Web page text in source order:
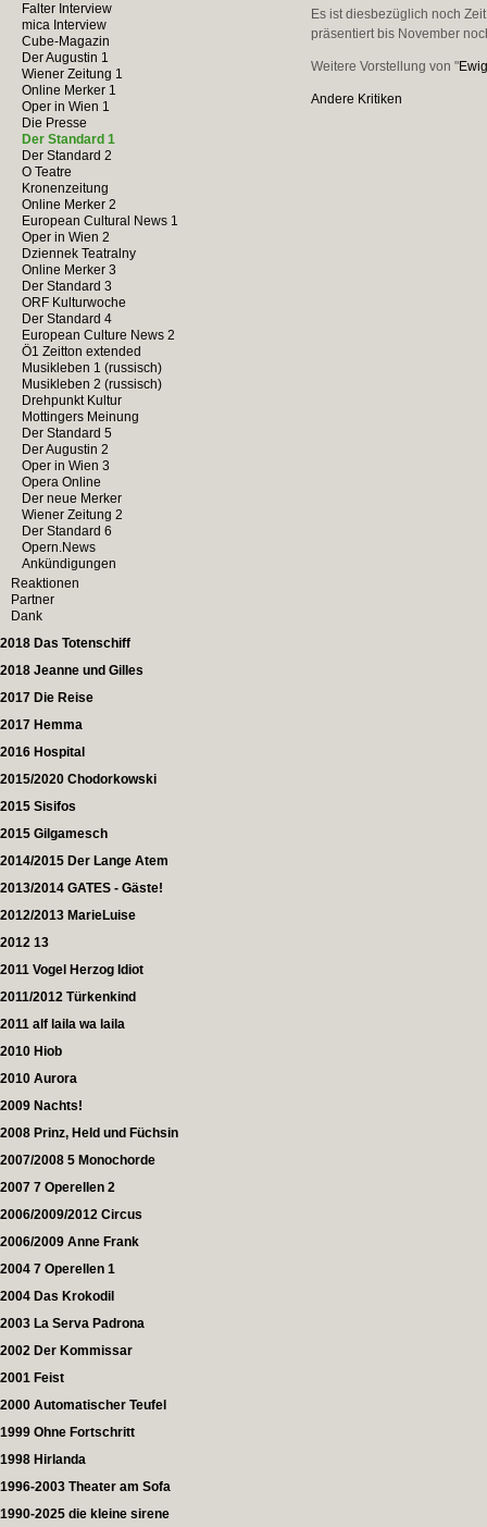
Falter Interview
mica Interview
Cube-Magazin
Der Augustin 1
Wiener Zeitung 1
Online Merker 1
Oper in Wien 1
Die Presse
Der Standard 1
Der Standard 2
O Teatre
Kronenzeitung
Online Merker 2
European Cultural News 1
Oper in Wien 2
Dziennek Teatralny
Online Merker 3
Der Standard 3
ORF Kulturwoche
Der Standard 4
European Culture News 2
Ö1 Zeitton extended
Musikleben 1 (russisch)
Musikleben 2 (russisch)
Drehpunkt Kultur
Mottingers Meinung
Der Standard 5
Der Augustin 2
Oper in Wien 3
Opera Online
Der neue Merker
Wiener Zeitung 2
Der Standard 6
Opern.News
Ankündigungen
Reaktionen
Partner
Dank
2018 Das Totenschiff
2018 Jeanne und Gilles
2017 Die Reise
2017 Hemma
2016 Hospital
2015/2020 Chodorkowski
2015 Sisifos
2015 Gilgamesch
2014/2015 Der Lange Atem
2013/2014 GATES - Gäste!
2012/2013 MarieLuise
2012 13
2011 Vogel Herzog Idiot
2011/2012 Türkenkind
2011 alf laila wa laila
2010 Hiob
2010 Aurora
2009 Nachts!
2008 Prinz, Held und Füchsin
2007/2008 5 Monochorde
2007 7 Operellen 2
2006/2009/2012 Circus
2006/2009 Anne Frank
2004 7 Operellen 1
2004 Das Krokodil
2003 La Serva Padrona
2002 Der Kommissar
2001 Feist
2000 Automatischer Teufel
1999 Ohne Fortschritt
1998 Hirlanda
1996-2003 Theater am Sofa
1990-2025 die kleine sirene
Es ist diesbezüglich noch
präsentiert bis November
Weitere Vorstellung von "
Andere Kritiken